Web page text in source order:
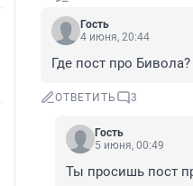
Гость
4 июня, 20:44
Где пост про
ОТВЕТИТЬ 3
Гость
5 июня, 00:49
Ты просишь пост